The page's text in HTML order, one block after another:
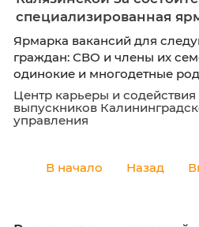
Мы рады
«Вакансии»
Выпускнику
18 ноября в 14:00 в